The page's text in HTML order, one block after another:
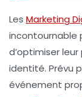
Les Marketing
incontournable
d’optimiser
identité. Prévu
événement